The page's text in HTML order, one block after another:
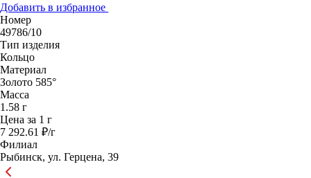
Добавить в избранное
Номер
49786/10
Тип изделия
Кольцо
Материал
Золото 585°
Масса
1.58 г
Цена за 1 г
7 292.61 ₽/г
Филиал
Рыбинск, ул. Герцена, 39